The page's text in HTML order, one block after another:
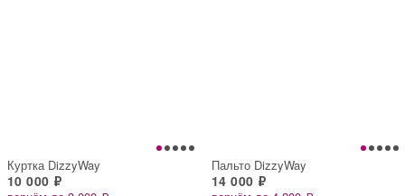
Куртка DizzyWay
10 000 ₽
Пальто DizzyWay
14 000 ₽